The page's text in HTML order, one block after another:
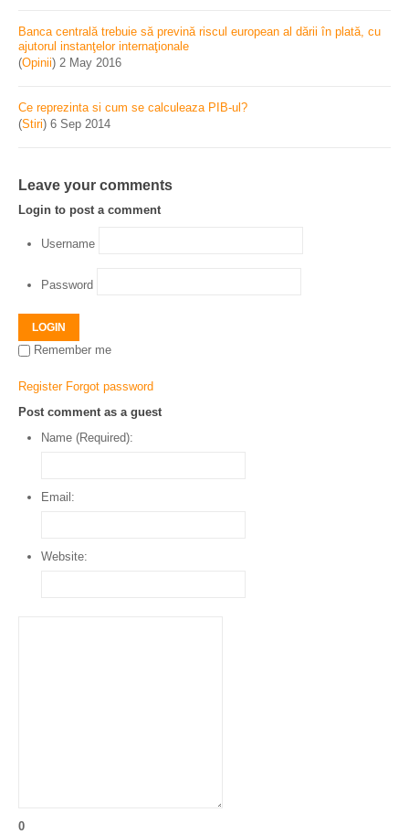
Banca centrală trebuie să prevină riscul european al dării în plată, cu
ajutorul instanţelor internaţionale
(Opinii) 2 May 2016
Ce reprezinta si cum se calculeaza PIB-ul?
(Stiri) 6 Sep 2014
Leave your comments
Login to post a comment
Username
Password
LOGIN
Remember me
Register Forgot password
Post comment as a guest
Name (Required):
Email:
Website:
0